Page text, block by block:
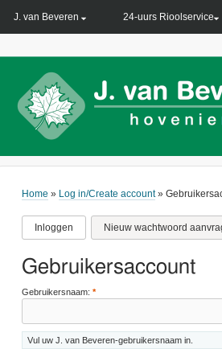
J. van Beveren 24-uurs Rioolservice
Home » Log in/Create account»
Inloggen Nieuw wachtwoord
Gebruikersaccount
Gebruikersnaam: *
Vul uw J. van Beveren-gebruikersnaam in.